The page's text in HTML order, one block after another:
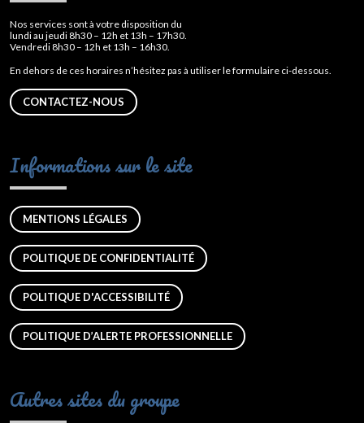
Nos services sont à votre disposition du
lundi au jeudi 8h30 – 12h et 13h – 17h30.
Vendredi 8h30 – 12h et 13h – 16h30.
En dehors de ces horaires n’hésitez pas à utiliser le formulaire ci-dessous.
CONTACTEZ-NOUS
Informations sur le site
MENTIONS LÉGALES
POLITIQUE DE CONFIDENTIALITÉ
POLITIQUE D'ACCESSIBILITÉ
POLITIQUE D’ALERTE PROFESSIONNELLE
Autres sites du groupe